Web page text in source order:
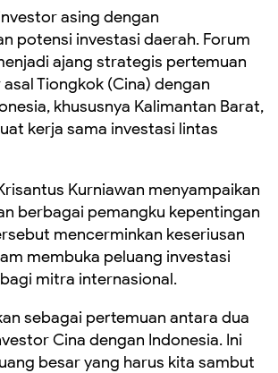
asing dengan
potensi investasi daerah. Forum
ajang strategis pertemuan
Tiongkok (Cina) dengan
khususnya Kalimantan Barat,
kerja sama investasi lintas
Kurniawan menyampaikan
berbagai pemangku kepentingan
mencerminkan keseriusan
membuka peluang investasi
mitra internasional.
sebagai pertemuan antara dua
Cina dengan Indonesia. Ini
besar yang harus kita sambut